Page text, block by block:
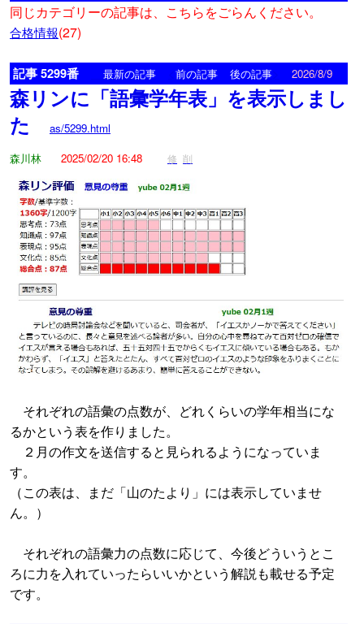
同じカテゴリーの記事は、こちらをごらんください。
合格情報(27)
記事 5299番 最新の記事 前の記事 後の記事 2026/8/9
森リンに「語彙学年表」を表示しまし
た
as/5299.html
森川林
2025/02/20 16:48 修 削
それぞれの語彙の点数が、どれくらいの学年相当にな
るかという表を作りました。
２月の作文を送信すると見られるようになっていま
す。
（この表は、まだ「山のたより」には表示していませ
ん。）
それぞれの語彙力の点数に応じて、今後どういうとこ
ろに力を入れていったらいいかという解説も載せる予定
です。